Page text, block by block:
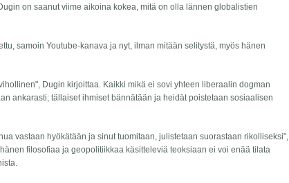
on saanut viime aikoina kokea, mitä on olla lännen globalistien
samoin Youtube-kanava ja nyt, ilman mitään selitystä, myös hänen
Dugin kirjoittaa. Kaikki mikä ei sovi yhteen liberaalin dogman
ankarasti; tällaiset ihmiset bännätään ja heidät poistetaan sosiaalisen
vastaan hyökätään ja sinut tuomitaan, julistetaan suorastaan rikolliseksi",
filosofiaa ja geopolitiikkaa käsitteleviä teoksiaan ei voi enää tilata